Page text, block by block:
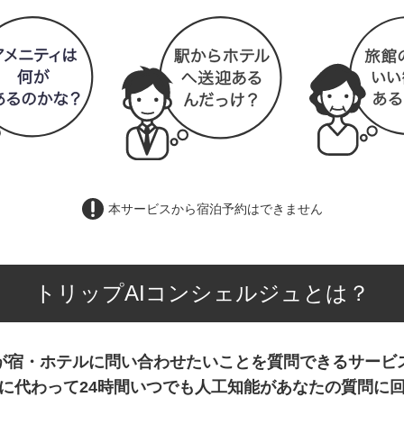
本サービスから宿泊予約はできません
トリップAIコンシェルジュとは？
宿・ホテルに問い合わせたいことを質問できるサービ
代わって24時間いつでも人工知能があなたの質問に回